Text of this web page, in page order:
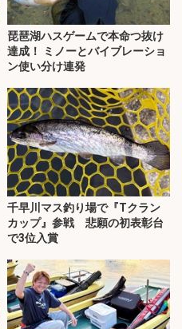
琵琶湖ハスゲームで本命つ抜け
達成！ ミノーとバイブレーショ
ン使い分け連発
千早川マス釣り場で『Tクラン
カップ』参戦 悲願の初表彰台
で3位入賞